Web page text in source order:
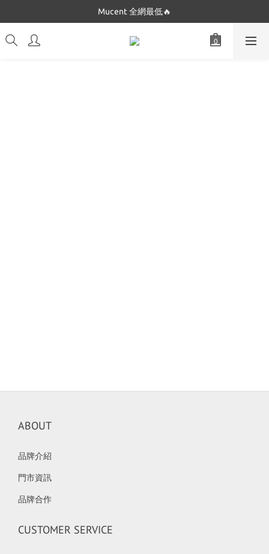
Dickies 最低$280起🔥
Mucent 全網最低🔥
Dickies 最低$280起🔥
ABOUT
品牌介紹
門市資訊
品牌合作
CUSTOMER SERVICE